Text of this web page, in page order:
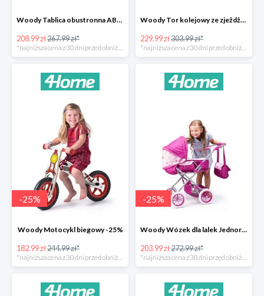
Woody Tablica obustronna ABC -22%
208.99 zł267.99 zł*
*najniższa cena z 30 dni przed obniżką
Woody Tor kolejowy ze zjeżdżalnią i żurawiem -24%
229.99 zł303.99 zł*
*najniższa cena z 30 dni przed obniżką
-25%
Woody Motocykl biegowy -25%
182.99 zł244.99 zł*
-25%
Woody Wózek dla lalek Jednorożec -25%
203.99 zł272.99 zł*